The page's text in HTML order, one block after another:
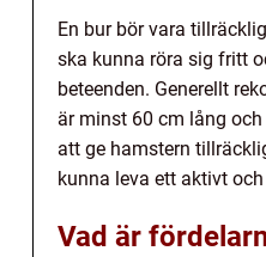
En bur bör vara
ska kunna röra sig fritt
beteenden. Generellt
är minst 60 cm lång
att ge hamstern
kunna leva ett aktivt
Vad är